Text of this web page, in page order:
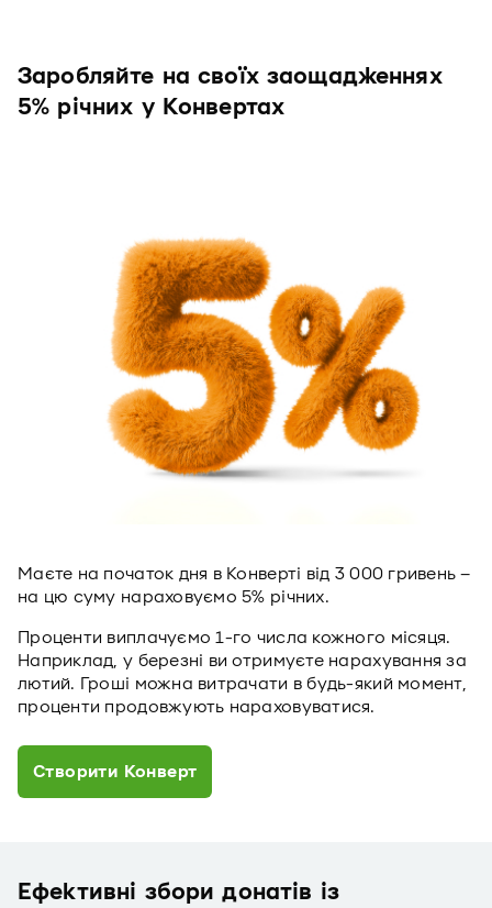
Заробляйте на своїх заощадженнях
5% річних у Конвертах
Маєте на початок дня в Конверті від 3 000 гривень –
на цю суму нараховуємо 5% річних.
Проценти виплачуємо 1-го числа кожного місяця.
Наприклад, у березні ви отримуєте нарахування за
лютий. Гроші можна витрачати в будь-який момент,
проценти продовжують нараховуватися.
Створити Конверт
Ефективні збори донатів із